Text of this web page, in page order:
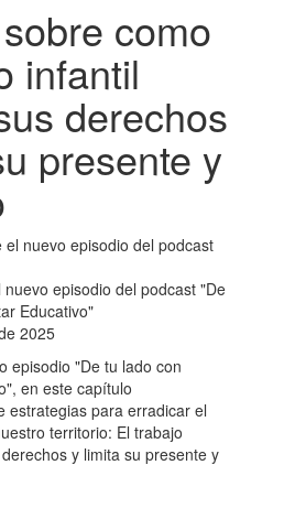
como
infantil
derechos
presente y
episodio del podcast "De
Educativo"
2025
episodio "De tu lado con
en este capítulo
estrategias para erradicar el
territorio: El trabajo
y limita su presente y